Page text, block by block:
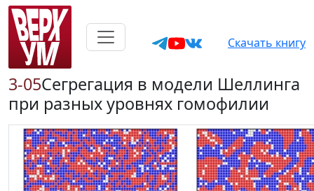
Скачать книгу
3-05Сегрегация в модели Шеллинга
при разных уровнях гомофилии